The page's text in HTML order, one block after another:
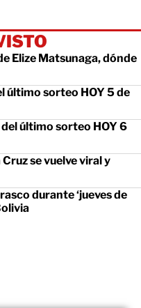
Elize Matsunaga, dónde
último sorteo HOY 5 de
último sorteo HOY 6
se vuelve viral y
durante ‘jueves de